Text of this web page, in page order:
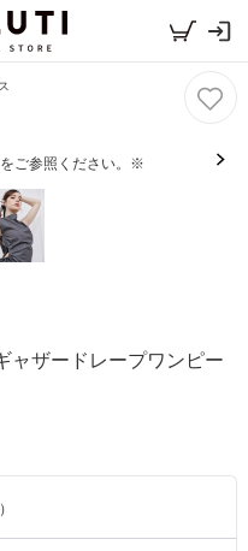
ご参照ください。※
ャザードレープワンピー